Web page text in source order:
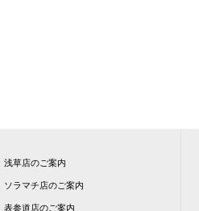
浅草店のご案内
ソラマチ店のご案内
表参道店のご案内